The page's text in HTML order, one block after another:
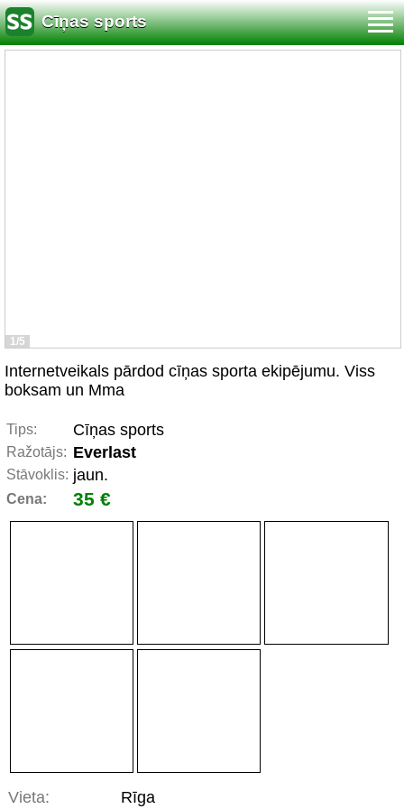
Cīņas sports
1/5
Internetveikals pārdod cīņas sporta ekipējumu. Viss
boksam un Mma
Tips: Cīņas sports
Ražotājs: Everlast
Stāvoklis: jaun.
Cena: 35 €
Vieta: Rīga